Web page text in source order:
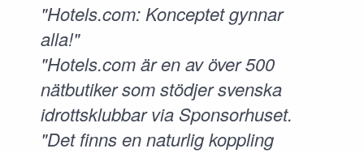
"Hotels.com: Konceptet gynnar
alla!"
"Hotels.com är en av över 500
nätbutiker som stödjer svenska
idrottsklubbar via Sponsorhuset.
"Det finns en naturlig koppling